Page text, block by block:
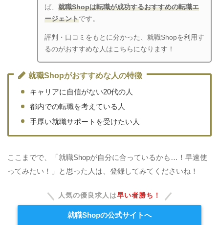
ば、就職Shopは転職が成功するおすすめの転職エ
ージェントです。
評判・口コミをもとに分かった、就職Shopを利用す
るのがおすすめな人はこちらになります！
就職Shopがおすすめな人の特徴
キャリアに自信がない20代の人
都内での転職を考えている人
手厚い就職サポートを受けたい人
ここまでで、「就職Shopが自分に合っているかも…！早速使
ってみたい！」と思った人は、登録してみてくださいね！
人気の優良求人は早い者勝ち！
就職Shopの公式サイトへ